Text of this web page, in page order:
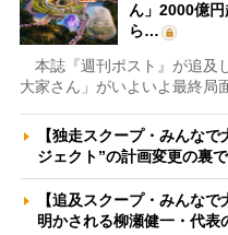
ん」2000億
ら…
本誌『週刊ポスト』が追及
大家さん」がいよいよ最終局
【独走スクープ・みんな
ジェクト”の計画変更の裏
【追及スクープ・みんな
明かされる柳瀬健一・代